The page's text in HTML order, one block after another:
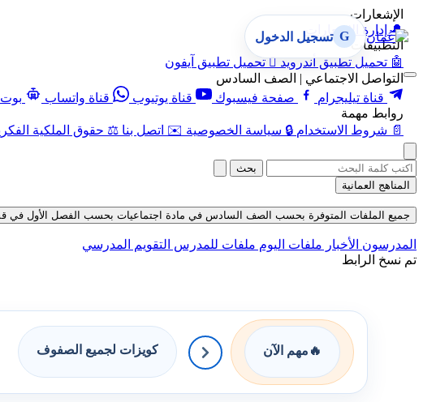
الإشعارات
🔔 إدارة الإشعارات
التطبيقات
🤖 تحميل تطبيق أندرويد  تحميل تطبيق آيفون
التواصل الاجتماعي | الصف السادس
قناة تيليجرام
صفحة فيسبوك قناة يوتيوب قناة واتساب
بوت
روابط مهمة
📄 شروط الاستخدام 🔒 سياسة الخصوصية ✉️ اتصل بنا ⚖️ حقوق الملكية
G تسجيل الدخول
بحث
المناهج العمانية
جميع الملفات المتوفرة بحسب الصف السادس في مادة اجتماعيات بحسب الفصل الأول في قسم
المدرسون الأخبار ملفات اليوم ملفات للمدرس التقويم المدرسي
تم نسخ الرابط
🔥 مهم الآن كويزات لجميع الصفوف